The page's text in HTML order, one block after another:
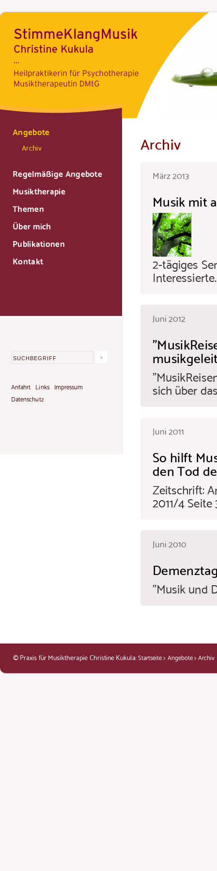
Angebote
Archiv
Regelmäßige Angebote
Musiktherapie
Themen
Über mich
Publikationen
Kontakt
Anfahrt Links Impressum
Datenschutz
Archiv
März 2013
Musik mit
2-tägiges
Interessierte.
Juni 2012
sich über
Juni 2011
So hilft
den Tod
Zeitschrift:
2011/4 Seite
Juni 2010
"Musik und
© Praxis für Musiktherapie Christine Kukula:Startseite>Angebote>Archiv